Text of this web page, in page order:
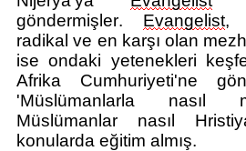
göndermişler. Evangelist,
radikal ve en karşı olan
ise ondaki yetenekleri
Afrika Cumhuriyeti'ne
'Müslümanlarla nasıl
Müslümanlar nasıl Hrist
konularda eğitim almış.